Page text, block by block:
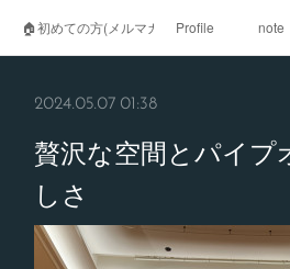
🏠初めての方(メルマガ登録)Profile note
2024.05.07 01:38
贅沢な空間とパイプ
しさ